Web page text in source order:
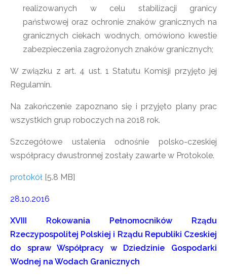
realizowanych w celu stabilizacji granicy
państwowej oraz ochronie znaków granicznych na
granicznych ciekach wodnych, omówiono kwestie
zabezpieczenia zagrożonych znaków granicznych;
W związku z art. 4 ust. 1 Statutu Komisji przyjęto jej
Regulamin.
Na zakończenie zapoznano się i przyjęto plany prac
wszystkich grup roboczych na 2018 rok.
Szczegółowe ustalenia odnośnie polsko-czeskiej
współpracy dwustronnej zostały zawarte w Protokole.
protokół [5.8 MB]
28.10.2016
XVIII Rokowania Pełnomocników Rządu
Rzeczypospolitej Polskiej i Rządu Republiki Czeskiej
do spraw Współpracy w Dziedzinie Gospodarki
Wodnej na Wodach Granicznych